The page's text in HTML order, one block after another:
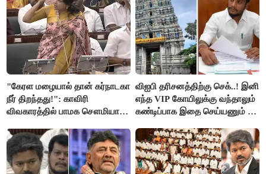
"கேரள மழையால் தான் கர்நாடகா
நீர் திறந்தது!": காவிரி
விவகாரத்தில் பாமக சௌமியா
விஐபி தரிசனத்திற்கு செக்..! இனி
எந்த VIP கோயிலுக்கு வந்தாலும்
கண்டிப்பாக இதை செய்யணும் -